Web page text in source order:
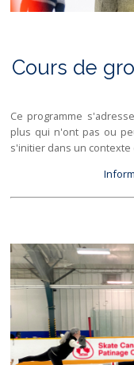
Cours de
Ce programme
plus qui n'ont pas ou
s'initier dans un